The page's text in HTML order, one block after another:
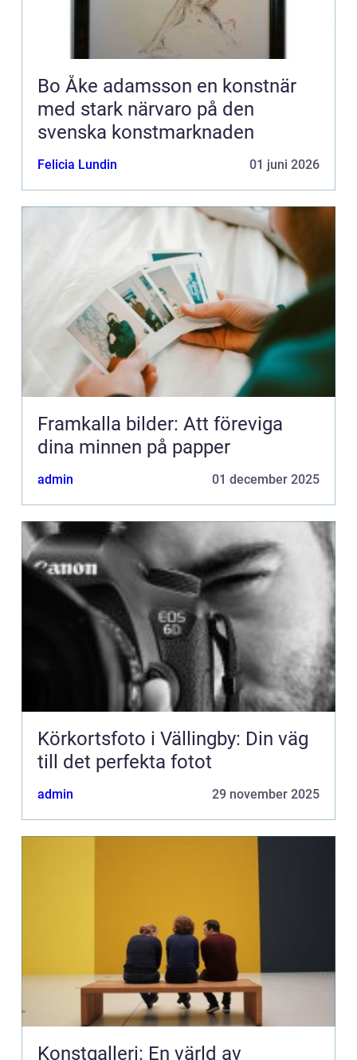
Bo Åke adamsson en konstnär
med stark närvaro på den
svenska konstmarknaden
Felicia Lundin 01 juni 2026
Framkalla bilder: Att föreviga
dina minnen på papper
admin 01 december 2025
Körkortsfoto i Vällingby: Din väg
till det perfekta fotot
admin 29 november 2025
Konstgalleri: En värld av